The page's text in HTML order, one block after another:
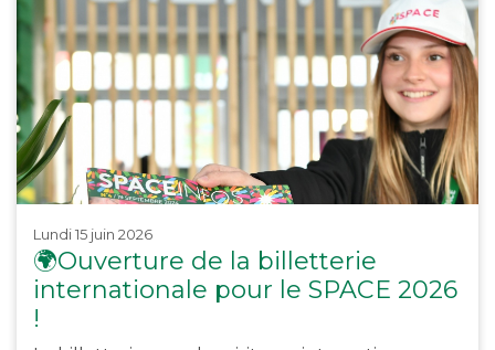
lundi 15 juin 2026
🌍Ouverture de la billetterie
internationale pour le SPACE 2026
!